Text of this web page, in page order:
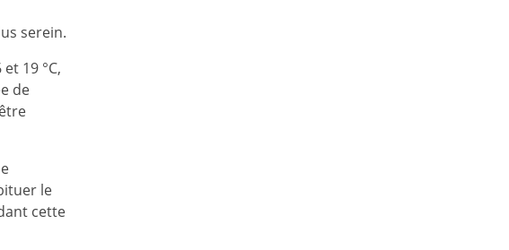
serein.
19 °C,
de
le
cette